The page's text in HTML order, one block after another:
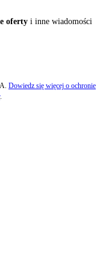
oferty i inne wiadomości
Dowiedz się więcej o ochronie
.